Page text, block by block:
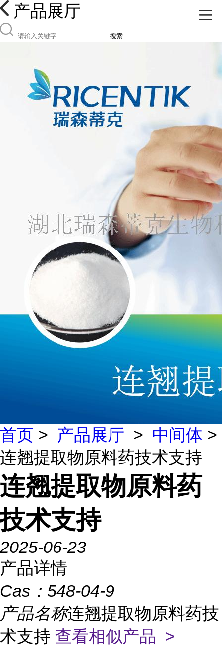
产品展厅
搜索
首页 > 产品展厅 > 中间体 >
连翘提取物原料药技术支持
连翘提取物原料药
技术支持
2025-06-23
产品详情
Cas： 548-04-9
产品名称连翘提取物原料药技
术支持 查看相似产品 >